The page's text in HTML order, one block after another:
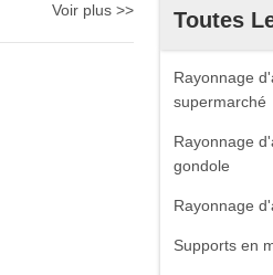
Toutes
Rayonnage
supermarché
Rayonnage
gondole
Rayonnage
Supports en
Voir plus >>